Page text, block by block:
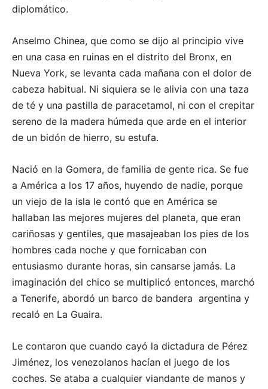
diplomático.
Anselmo Chinea, que como se dijo al principio vive
en una casa en ruinas en el distrito del Bronx, en
Nueva York, se levanta cada mañana con el dolor de
cabeza habitual. Ni siquiera se le alivia con una taza
de té y una pastilla de paracetamol, ni con el crepitar
sereno de la madera húmeda que arde en el interior
de un bidón de hierro, su estufa.
Nació en la Gomera, de familia de gente rica. Se fue
a América a los 17 años, huyendo de nadie, porque
un viejo de la isla le contó que en América se
hallaban las mejores mujeres del planeta, que eran
cariñosas y gentiles, que masajeaban los pies de los
hombres cada noche y que fornicaban con
entusiasmo durante horas, sin cansarse jamás. La
imaginación del chico se multiplicó entonces, marchó
a Tenerife, abordó un barco de bandera argentina y
recaló en La Guaira.
Le contaron que cuando cayó la dictadura de Pérez
Jiménez, los venezolanos hacían el juego de los
coches. Se ataba a cualquier viandante de manos y